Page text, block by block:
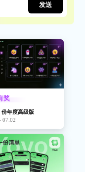
发送
奖
份年度高级版
07.02